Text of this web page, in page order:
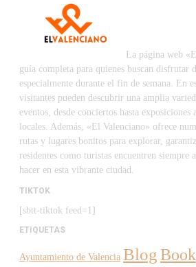
La página web
guía completa para quienes buscan disfrutar
especialmente durante el fin de semana. En
visitantes pueden descubrir una amplia
eventos, desde conciertos hasta
locales. Además, «El Valenciano» ofrece
rutas y lugares bonitos para explorar,
residentes como turistas encuentren siempre
hacer en esta vibrante ciudad.
TIKTOK
[sbtt-tiktok feed=1]
ETIQUETAS
Ayuntamiento de Valencia BlogBook